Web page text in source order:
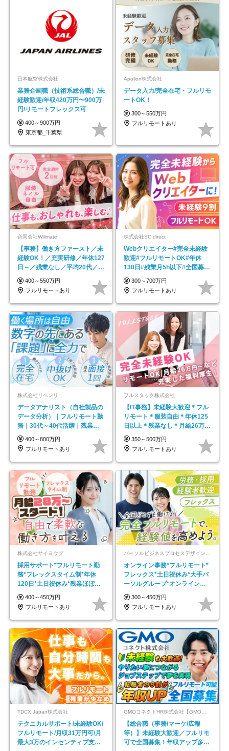
日本航空株式会社
業務企画職（技術系総合職）/未
経験歓迎/年収420万円〜900万
円/リモートフレックス可
400～900万円
東京都_千葉県
Apollon株式会社
データ入力/完全在宅・フルリモ
ートOK！
300～550万円
フルリモートあり
合同会社Willmate
【事務】働き方ファースト／未
経験OK！／充実研修／年休127
日～／残業なし／平均20代／リ
モートOK
400～550万円
フルリモートあり
株式会社SC direct
Webクリエイター#完全未経験
歓迎#フルリモートOK#年休
130日#残業月5h以下#全国募集
#最大1年の研修
300～700万円
フルリモートあり
株式会社リベンリ
データアナリスト（自社製品の
データ分析）｜フルリモート勤
務｜30代～40代活躍｜残業少
なめ｜子育て社員多数活躍
400～800万円
フルリモートあり
フルスタック株式会社
【IT事務】未経験大歓迎＊フル
リモート＊服装自由＊年休125
日以上＊残業なし＊月給26万円
以上
350～500万円
フルリモートあり
株式会社サイヨウブ
採用サポート*フルリモート勤
務*フレックスタイム制*年休
120日*土日祝休み*残業ほぼな
し*育児中社員8割以上
400～450万円
フルリモートあり
パーソルビジネスプロセスデザイン株式会社 事業開発本部
オンライン事務*フルリモート*
フレックス*土日祝休み*大手パ
ーソルグループ*オンライン面
接*30～40代活躍中
300～450万円
フルリモートあり
TDCX Japan株式会社
テクニカルサポート/未経験OK/
フルリモート/月収31万円可/月
最大3万のインセンティブ支給/
GMOコネクトHR株式会社【GMOインターネットグループ】
【総合職（事務/マーケ/広報
等）】未経験大歓迎／フルリモ
可で全国募集！年収アップ多数